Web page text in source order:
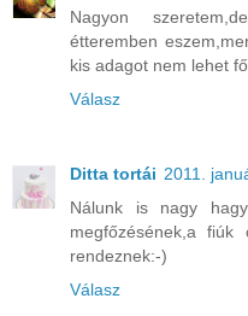
Nagyon
étteremben
kis adagot nem lehet
Válasz
Ditta tortái 2011.
Nálunk is nagy
megfőzésének,a
rendeznek:-)
Válasz